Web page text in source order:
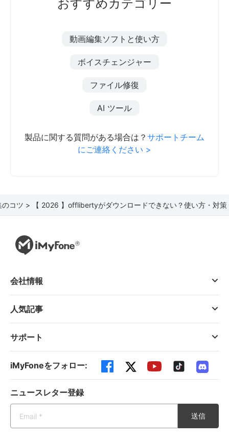
おすすめカテゴリー
動画編集ソフトと使い方
ボイスチェンジャー
ファイル修復
AI ツール
製品に関する質問がある場合は？ サポートチーム
にご連絡ください >
コツ > 【 2026 】offlibertyがダウンロードできない？使い方・対
会社情報
人気記事
サポート
iMyFoneをフォロー:
ニュースレター登録
送信